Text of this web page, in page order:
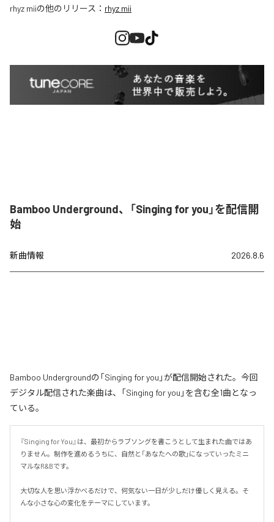
rhyz miiの他のリリース： rhyz mii
Bamboo Underground、「Singing for you」を配信開
始
新曲情報 2026.8.6
Bamboo Undergroundの「Singing for you」が配信開始された。今回
デジタル配信された楽曲は、「Singing for you」を含む全1曲となっ
ている。
『Singing for You』は、最初からラブソングを書こうとして生まれた曲ではあ
りません。制作を進めるうちに、自然と「あなたへの歌」になっていったミニ
マルなR&Bです。
大切な人を思い浮かべるだけで、何気ない一日が少しだけ優しく見える。そ
んな小さな心の変化をテーマにしています。